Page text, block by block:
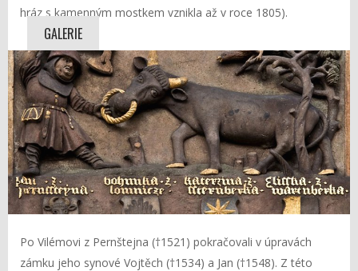
hráz s kamenným mostkem vznikla až v roce 1805).
GALERIE
Po Vilémovi z Pernštejna (†1521) pokračovali v úpravách
zámku jeho synové Vojtěch (†1534) a Jan (†1548). Z této